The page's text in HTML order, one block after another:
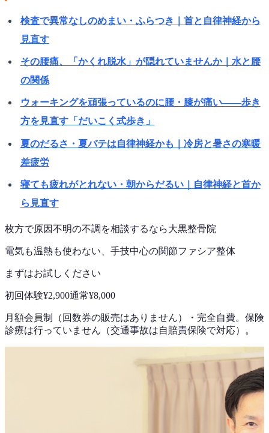
検査で異常なしのめまい・ふらつき｜首と自律神経から
見直す
その腰痛、「かくれ脱水」が隠れていませんか｜水と腰
の関係
ウォーキングを頑張っているのに腰・膝が痛い——歩き
方を見直す「だいこく式歩き」
夏のだるさ・夏バテは自律神経かも｜冷房と暑さの寒暖
差疲労
寝ても疲れがとれない・朝からだるい｜自律神経と首か
ら見直す
枚方で原因不明の不調 を相談するなら大黒整骨院
電気も温熱も使わない、手技中心の関節ファシア整体
まずはお試しください
初回体験¥2,900通常¥8,000
月額会員制（回数券の販売はありません） ・ 完全自費。保険
診療は行っていません（交通事故は自賠責保険で対応）。